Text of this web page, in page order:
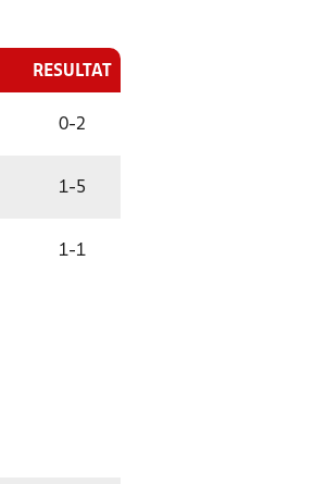
RESULTAT
0-2
1-5
1-1